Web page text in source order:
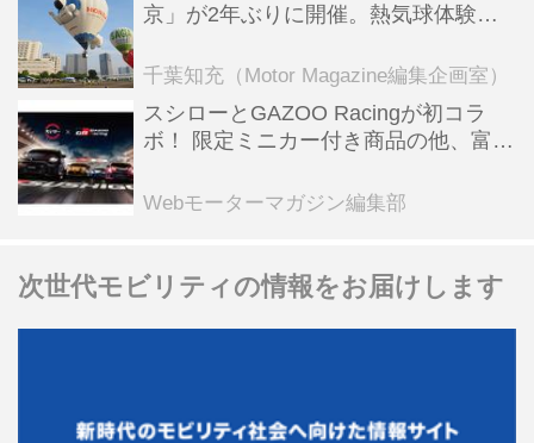
京」が2年ぶりに開催。熱気球体験搭
ンテンツも
千葉知充（Motor Magazine編集企画室）
スシローとGAZOO Racingが初コラ
ボ！ 限定ミニカー付き商品の他、富士
る抽選企画などを展開
Webモーターマガジン編集部
次世代モビリティの情報をお届けします